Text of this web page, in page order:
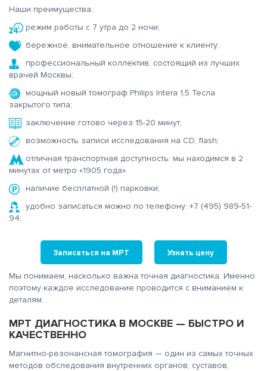
Наши преимущества:
режим работы с 7 утра до 2 ночи;
бережное, внимательное отношение к клиенту;
профессиональный коллектив, состоящий из лучших
врачей Москвы;
мощный новый томограф Philips Intera 1,5 Тесла
закрытого типа;
заключение готово через 15-20 минут;
возможность записи исследования на CD, flash;
отличная транспортная доступность: мы находимся в 2
минутах от метро «1905 года»
наличие бесплатной (!) парковки;
удобно записаться можно по телефону: +7 (495) 989-51-
94;
Записаться на МРТ Узнать цену
Мы понимаем, насколько важна точная диагностика. Именно
поэтому каждое исследование проводится с вниманием к
деталям.
МРТ ДИАГНОСТИКА В МОСКВЕ — БЫСТРО И
КАЧЕСТВЕННО
Магнитно-резонансная томография — один из самых точных
методов обследования внутренних органов, суставов,